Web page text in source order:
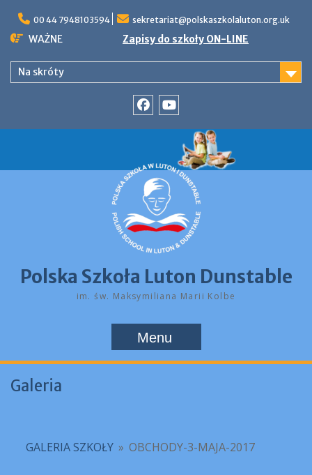
content
00 44 7948103594 sekretariat@polskaszkolaluton.org.uk
WAŻNE Zapisy do szkoły ON-LINE
Na skróty
Polska Szkoła Luton Dunstable
im. św. Maksymiliana Marii Kolbe
Menu
Galeria
GALERIA SZKOŁY » OBCHODY-3-MAJA-2017